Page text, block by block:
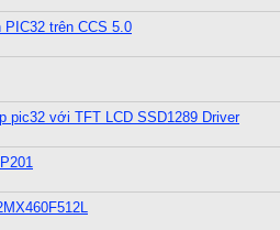
PIC32 trên CCS 5.0
pic32 với TFT LCD SSD1289 Driver